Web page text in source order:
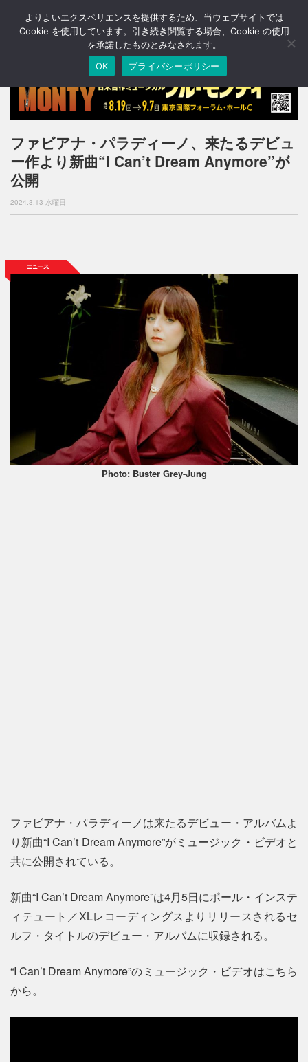
T
o
n
a
v
g
a
n
ファビアナ・パラディーノ、来たるデビュ
ー作より新曲“I Can’t Dream Anymore”が
公開
2024.3.13 水曜日
Photo: Buster Grey-Jung
ファビアナ・パラディーノは来たるデビュー・アルバムよ
り新曲“I Can’t Dream Anymore”がミュージック・ビデオと
共に公開されている。
新曲“I Can’t Dream Anymore”は4月5日にポール・インステ
ィテュート／XLレコーディングスよりリリースされるセ
ルフ・タイトルのデビュー・アルバムに収録される。
“I Can’t Dream Anymore”のミュージック・ビデオはこちら
から。
よりよいエクスペリエンスを提供するため、当ウェブサイトでは
Cookie を使用しています。引き続き閲覧する場合、Cookie の使用
を承諾したものとみなされます。
OK
プライバシーポリシー